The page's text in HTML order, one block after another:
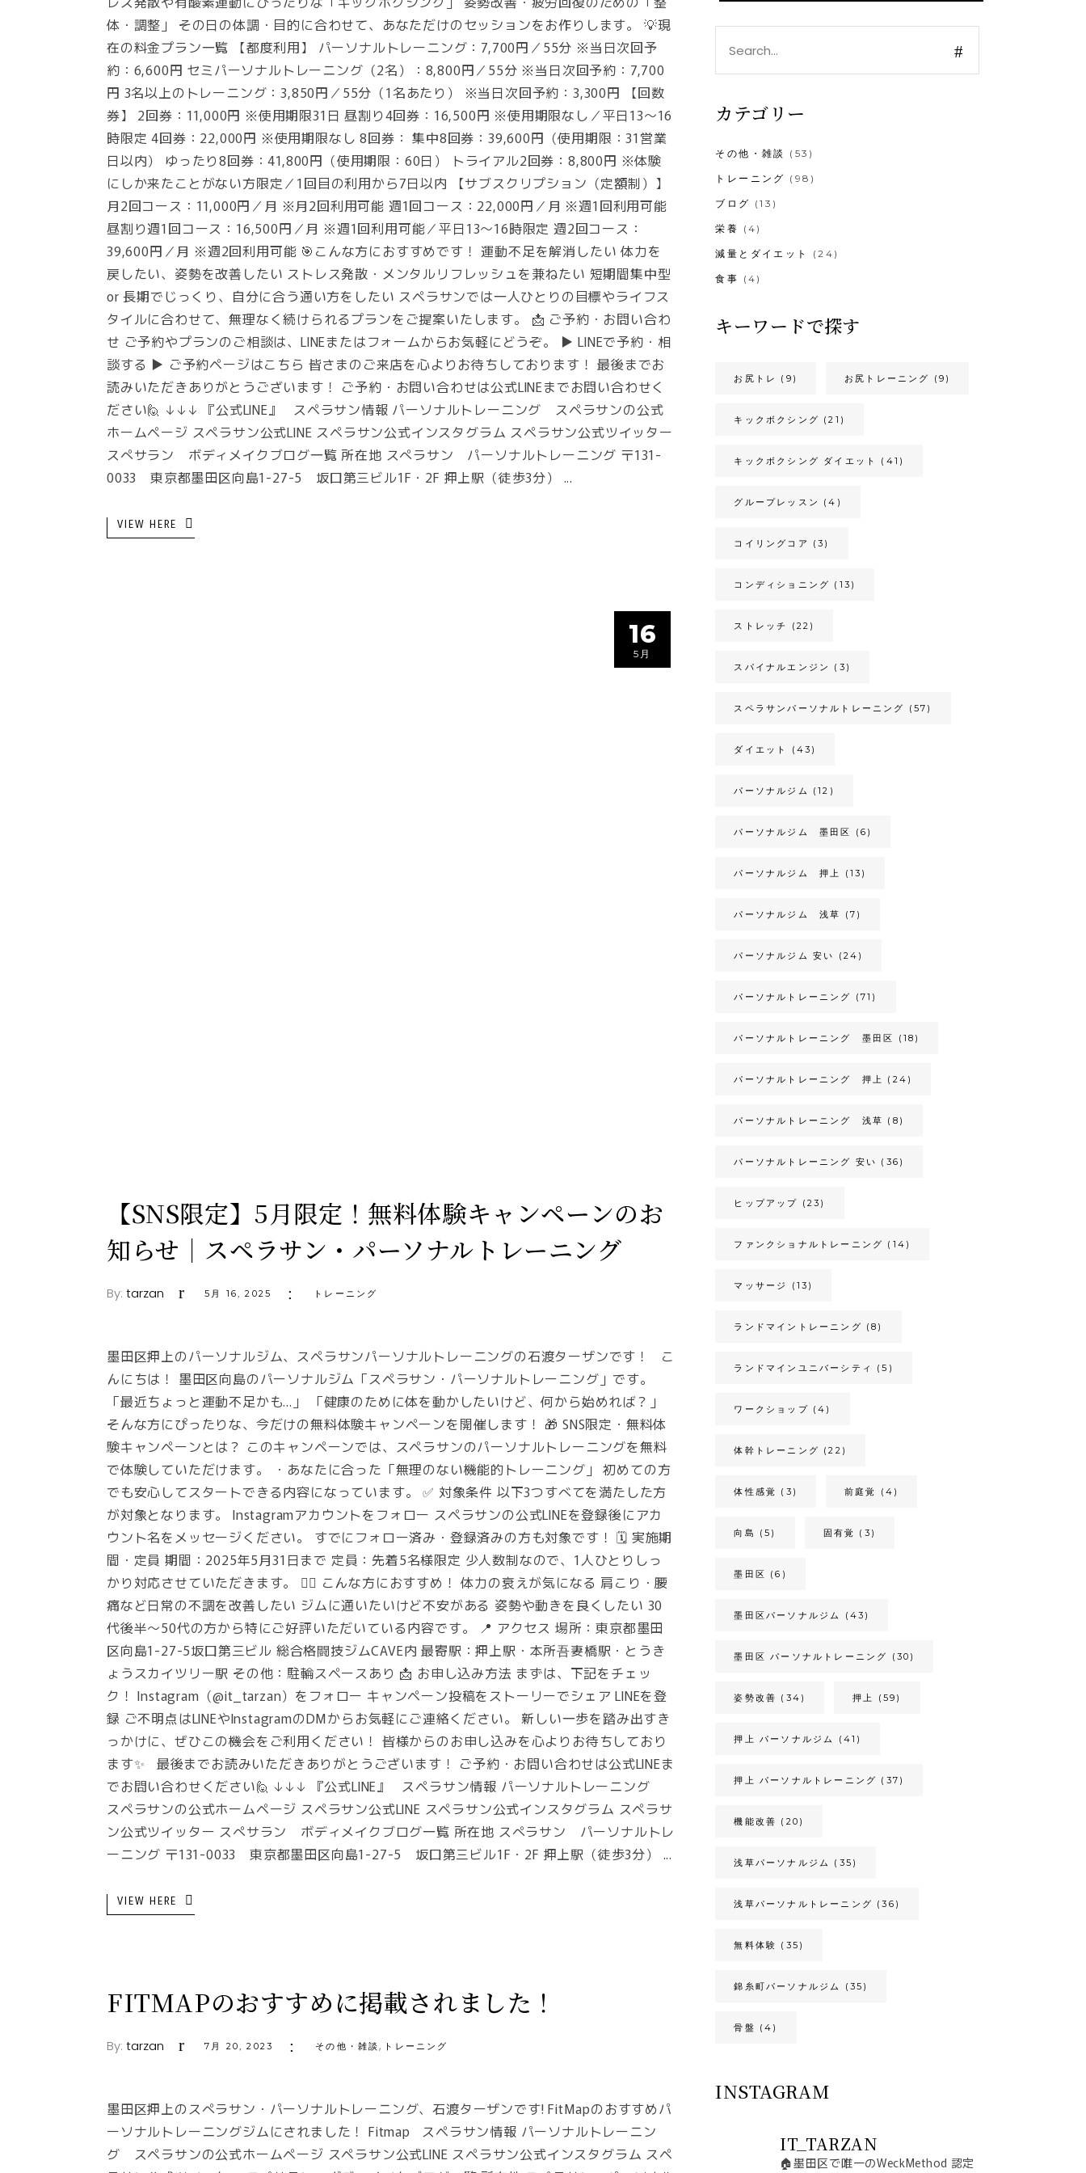
体・調整」 その日の体調・目的に合わせて、あなただけのセッションをお作りします。 💡現
在の料金プラン一覧 【都度利用】 パーソナルトレーニング：7,700円／55分 ※当日次回予
約：6,600円 セミパーソナルトレーニング（2名）：8,800円／55分 ※当日次回予約：7,700
円 3名以上のトレーニング：3,850円／55分（1名あたり） ※当日次回予約：3,300円 【回数
券】 2回券：11,000円 ※使用期限31日 昼割り4回券：16,500円 ※使用期限なし／平日13〜16
時限定 4回券：22,000円 ※使用期限なし 8回券： 集中8回券：39,600円（使用期限：31営業
日以内） ゆったり8回券：41,800円（使用期限：60日） トライアル2回券：8,800円 ※体験
にしか来たことがない方限定／1回目の利用から7日以内 【サブスクリプション（定額制）】
月2回コース：11,000円／月 ※月2回利用可能 週1回コース：22,000円／月 ※週1回利用可能
昼割り週1回コース：16,500円／月 ※週1回利用可能／平日13〜16時限定 週2回コース：
39,600円／月 ※週2回利用可能 🎯こんな方におすすめです！ 運動不足を解消したい 体力を
戻したい、姿勢を改善したい ストレス発散・メンタルリフレッシュを兼ねたい 短期間集中型
or 長期でじっくり、自分に合う通い方をしたい スペラサンでは一人ひとりの目標やライフス
タイルに合わせて、無理なく続けられるプランをご提案いたします。 📩 ご予約・お問い合わ
せ ご予約やプランのご相談は、LINEまたはフォームからお気軽にどうぞ。 ▶ LINEで予約・相
談する ▶ ご予約ページはこちら 皆さまのご来店を心よりお待ちしております！ 最後までお
読みいただきありがとうございます！ ご予約・お問い合わせは公式LINEまでお問い合わせく
ださい🙋 ↓↓↓ 『公式LINE』 スペラサン情報 パーソナルトレーニング スペラサンの公式
ホームページ スペラサン公式LINE スペラサン公式インスタグラム スペラサン公式ツイッター
スぺサラン ボディメイクブログ一覧 所在地 スぺラサン パーソナルトレーニング 〒131-
0033 東京都墨田区向島1-27-5 坂口第三ビル1F・2F 押上駅（徒歩3分）
VIEW HERE
16
5月
【SNS限定】5月限定！無料体験キャンペーンのお
知らせ｜スペラサン・パーソナルトレーニング
By: tarzan 5月 16, 2025 トレーニング
墨田区押上のパーソナルジム、スペラサンパーソナルトレーニングの石渡ターザンです！ こ
んにちは！ 墨田区向島のパーソナルジム「スペラサン・パーソナルトレーニング」です。
「最近ちょっと運動不足かも…」 「健康のために体を動かしたいけど、何から始めれば？」
そんな方にぴったりな、今だけの無料体験キャンペーンを開催します！ 🎁 SNS限定・無料体
験キャンペーンとは？ このキャンペーンでは、スペラサンのパーソナルトレーニングを無料
で体験していただけます。 ・あなたに合った「無理のない機能的トレーニング」 初めての方
でも安心してスタートできる内容になっています。 ✅ 対象条件 以下3つすべてを満たした方
が対象となります。 Instagramアカウントをフォロー スペラサンの公式LINEを登録後にアカ
ウント名をメッセージください。 すでにフォロー済み・登録済みの方も対象です！ 🗓 実施期
間・定員 期間：2025年5月31日まで 定員：先着5名様限定 少人数制なので、1人ひとりしっ
かり対応させていただきます。 🧘‍♂️ こんな方におすすめ！ 体力の衰えが気になる 肩こり・腰
痛など日常の不調を改善したい ジムに通いたいけど不安がある 姿勢や動きを良くしたい 30
代後半〜50代の方から特にご好評いただいている内容です。 📍 アクセス 場所：東京都墨田
区向島1-27-5坂口第三ビル 総合格闘技ジムCAVE内 最寄駅：押上駅・本所吾妻橋駅・とうき
ょうスカイツリー駅 その他：駐輪スペースあり 📩 お申し込み方法 まずは、下記をチェッ
ク！ Instagram（@it_tarzan）をフォロー キャンペーン投稿をストーリーでシェア LINEを登
録 ご不明点はLINEやInstagramのDMからお気軽にご連絡ください。 新しい一歩を踏み出すき
っかけに、ぜひこの機会をご利用ください！ 皆様からのお申し込みを心よりお待ちしており
ます✨ 最後までお読みいただきありがとうございます！ ご予約・お問い合わせは公式LINEま
でお問い合わせください🙋 ↓↓↓ 『公式LINE』 スペラサン情報 パーソナルトレーニング
スペラサンの公式ホームページ スペラサン公式LINE スペラサン公式インスタグラム スペラサ
ン公式ツイッター スぺサラン ボディメイクブログ一覧 所在地 スぺラサン パーソナルトレ
ーニング 〒131-0033 東京都墨田区向島1-27-5 坂口第三ビル1F・2F 押上駅（徒歩3分）
VIEW HERE
FITMAPのおすすめに掲載されました！
By: tarzan 7月 20, 2023 その他・雑談, トレーニング
墨田区押上のスぺラサン・パーソナルトレーニング、石渡ターザンです! FitMapのおすすめパ
ーソナルトレーニングジムにされました！ Fitmap スペラサン情報 パーソナルトレーニン
グ スペラサンの公式ホームページ スペラサン公式LINE スペラサン公式インスタグラム スペ
for:
カテゴリー
その他・雑談 (53)
トレーニング (98)
ブログ (13)
栄養 (4)
減量とダイエット (24)
食事 (4)
キーワードで探す
お尻トレ (9) お尻トレーニング (9)
キックボクシング (21)
キックボクシング ダイエット (41)
グループレッスン (4)
コイリングコア (3)
コンディショニング (13)
ストレッチ (22)
スパイナルエンジン (3)
スペラサンパーソナルトレーニング (57)
ダイエット (43)
パーソナルジム (12)
パーソナルジム 墨田区 (6)
パーソナルジム 押上 (13)
パーソナルジム 浅草 (7)
パーソナルジム 安い (24)
パーソナルトレーニング (71)
パーソナルトレーニング 墨田区 (18)
パーソナルトレーニング 押上 (24)
パーソナルトレーニング 浅草 (8)
パーソナルトレーニング 安い (36)
ヒップアップ (23)
ファンクショナルトレーニング (14)
マッサージ (13)
ランドマイントレーニング (8)
ランドマインユニバーシティ (5)
ワークショップ (4)
体幹トレーニング (22)
体性感覚 (3) 前庭覚 (4)
向島 (5) 固有覚 (3)
墨田区 (6)
墨田区パーソナルジム (43)
墨田区 パーソナルトレーニング (30)
姿勢改善 (34) 押上 (59)
押上 パーソナルジム (41)
押上 パーソナルトレーニング (37)
機能改善 (20)
浅草パーソナルジム (35)
浅草パーソナルトレーニング (36)
無料体験 (35)
錦糸町パーソナルジム (35)
骨盤 (4)
INSTAGRAM
IT_TARZAN
🏠墨田区で唯一のWeckMethod 認定